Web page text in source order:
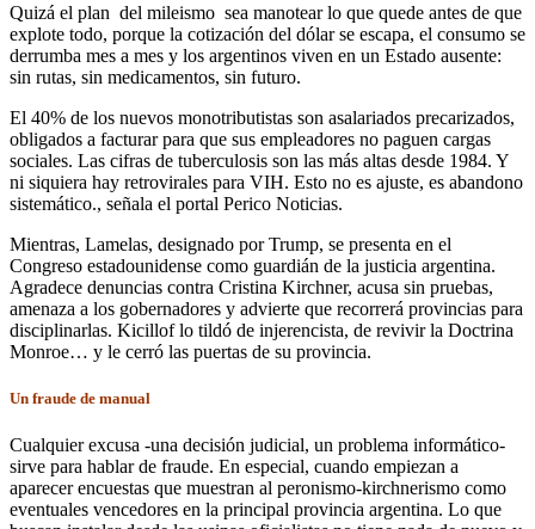
Quizá el plan del mileismo sea manotear lo que quede antes de que
explote todo, porque la cotización del dólar se escapa, el consumo se
derrumba mes a mes y los argentinos viven en un Estado ausente:
sin rutas, sin medicamentos, sin futuro.
El 40% de los nuevos monotributistas son asalariados precarizados,
obligados a facturar para que sus empleadores no paguen cargas
sociales. Las cifras de tuberculosis son las más altas desde 1984. Y
ni siquiera hay retrovirales para VIH. Esto no es ajuste, es abandono
sistemático., señala el portal Perico Noticias.
Mientras, Lamelas, designado por Trump, se presenta en el
Congreso estadounidense como guardián de la justicia argentina.
Agradece denuncias contra Cristina Kirchner, acusa sin pruebas,
amenaza a los gobernadores y advierte que recorrerá provincias para
disciplinarlas. Kicillof lo tildó de injerencista, de revivir la Doctrina
Monroe… y le cerró las puertas de su provincia.
Un fraude de manual
Cualquier excusa -una decisión judicial, un problema informático-
sirve para hablar de fraude. En especial, cuando empiezan a
aparecer encuestas que muestran al peronismo-kirchnerismo como
eventuales vencedores en la principal provincia argentina. Lo que